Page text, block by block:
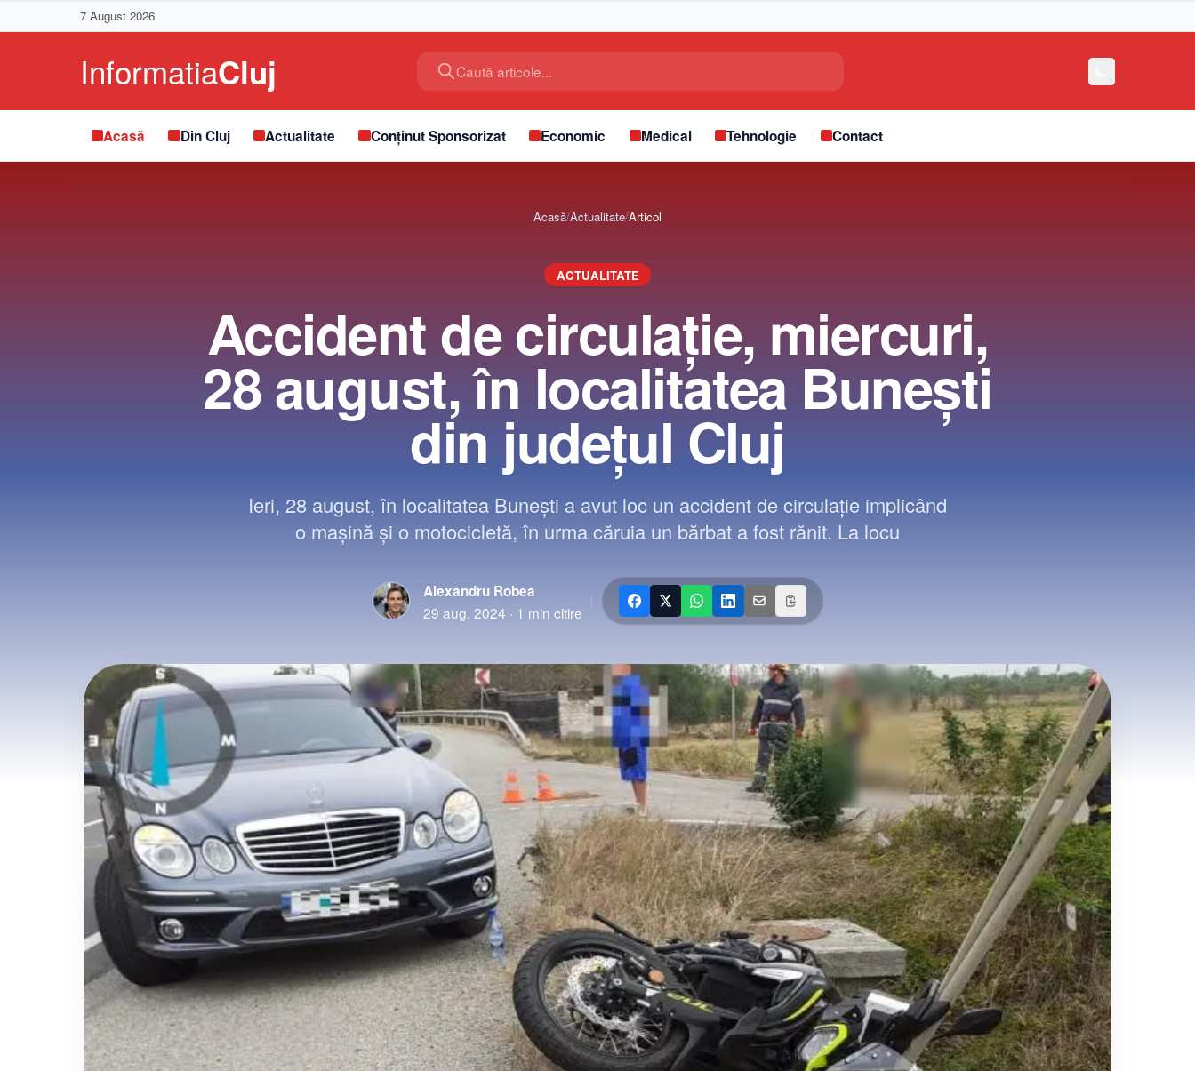
7 August 2026
Caută articole...
Acasă Din Cluj Actualitate Conținut Sponsorizat Economic Medical Tehnologie Contact
Acasă/Actualitate/Articol
ACTUALITATE
Accident de circulație, miercuri,
28 august, în localitatea Bunești
din județul Cluj
Ieri, 28 august, în localitatea Bunești a avut loc un accident de circulație implicând
o mașină și o motocicletă, în urma căruia un bărbat a fost rănit. La locu
Alexandru Robea
29 aug. 2024 · 1 min citire
|